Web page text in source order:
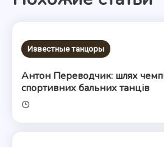
Известные танцоры
Антон Переводчик: шлях
спортивних бальних танців